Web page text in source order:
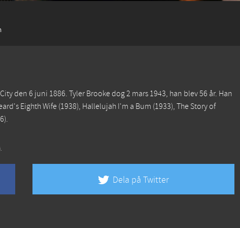
den 6 juni 1886. Tyler Brooke dog 2 mars 1943, han blev 56 år. Han
Eighth Wife (1938), Hallelujah I'm a Bum (1933), The Story of
Dela på Twitter